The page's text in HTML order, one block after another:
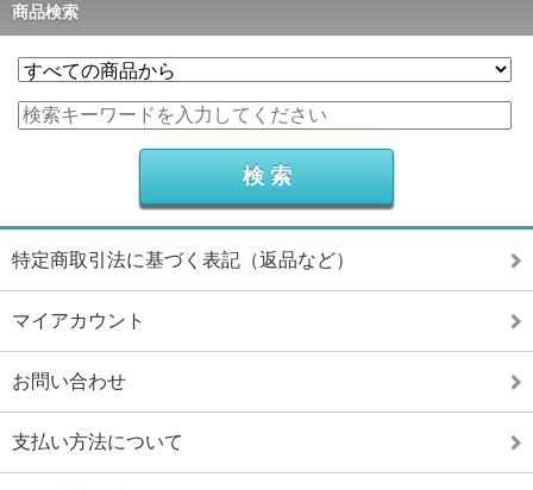
商品検索
特定商取引法に基づく表記（返品など）
マイアカウント
お問い合わせ
支払い方法について